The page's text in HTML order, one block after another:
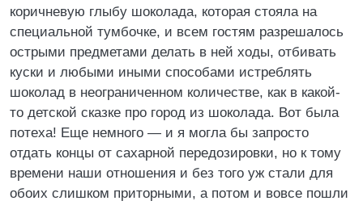
коричневую глыбу шоколада, которая стояла на
специальной тумбочке, и всем гостям разрешалось
острыми предметами делать в ней ходы, отбивать
куски и любыми иными способами истреблять
шоколад в неограниченном количестве, как в какой-
то детской сказке про город из шоколада. Вот была
потеха! Еще немного — и я могла бы запросто
отдать концы от сахарной передозировки, но к тому
времени наши отношения и без того уж стали для
обоих слишком приторными, а потом и вовсе пошли